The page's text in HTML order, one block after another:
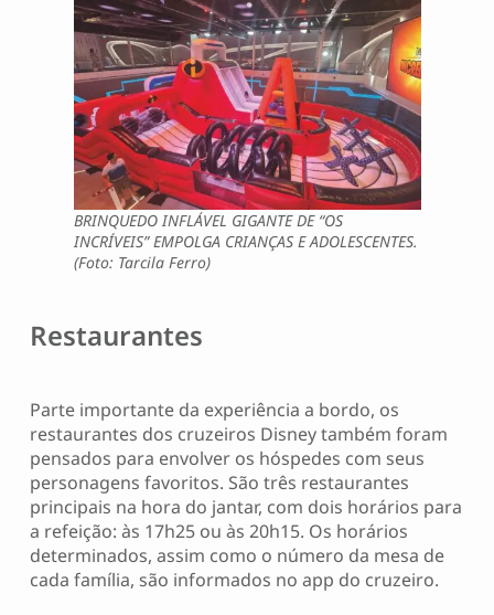
BRINQUEDO INFLÁVEL GIGANTE DE “OS
INCRÍVEIS” EMPOLGA CRIANÇAS E ADOLESCENTES.
(Foto: Tarcila Ferro)
Restaurantes
Parte importante da experiência a bordo, os
restaurantes dos cruzeiros Disney também foram
pensados para envolver os hóspedes com seus
personagens favoritos. São três restaurantes
principais na hora do jantar, com dois horários para
a refeição: às 17h25 ou às 20h15. Os horários
determinados, assim como o número da mesa de
cada família, são informados no app do cruzeiro.